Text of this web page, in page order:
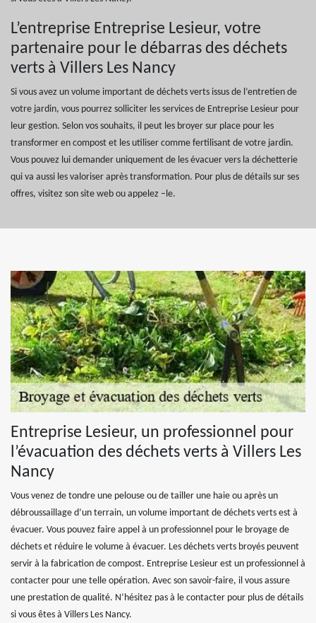
L’entreprise Entreprise Lesieur, votre
partenaire pour le débarras des déchets
verts à Villers Les Nancy
Si vous avez un volume important de déchets verts issus de l’entretien de
votre jardin, vous pourrez solliciter les services de Entreprise Lesieur pour
leur gestion. Selon vos souhaits, il peut les broyer sur place pour les
transformer en compost et les utiliser comme fertilisant de votre jardin.
Vous pouvez lui demander uniquement de les évacuer vers la déchetterie
qui va aussi les valoriser après transformation. Pour plus de détails sur ses
offres, visitez son site web ou appelez –le.
Entreprise Lesieur, un professionnel pour
l’évacuation des déchets verts à Villers Les
Nancy
Vous venez de tondre une pelouse ou de tailler une haie ou après un
débroussaillage d’un terrain, un volume important de déchets verts est à
évacuer. Vous pouvez faire appel à un professionnel pour le broyage de
déchets et réduire le volume à évacuer. Les déchets verts broyés peuvent
servir à la fabrication de compost. Entreprise Lesieur est un professionnel à
contacter pour une telle opération. Avec son savoir-faire, il vous assure
une prestation de qualité. N’hésitez pas à le contacter pour plus de détails
si vous êtes à Villers Les Nancy.